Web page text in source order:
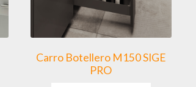
Carro Botellero M150 SIGE
PRO